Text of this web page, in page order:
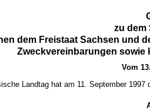
zu dem
dem Freistaat Sachsen und
Zweckvereinbarungen sowie
Vom
Landtag hat am 11. September